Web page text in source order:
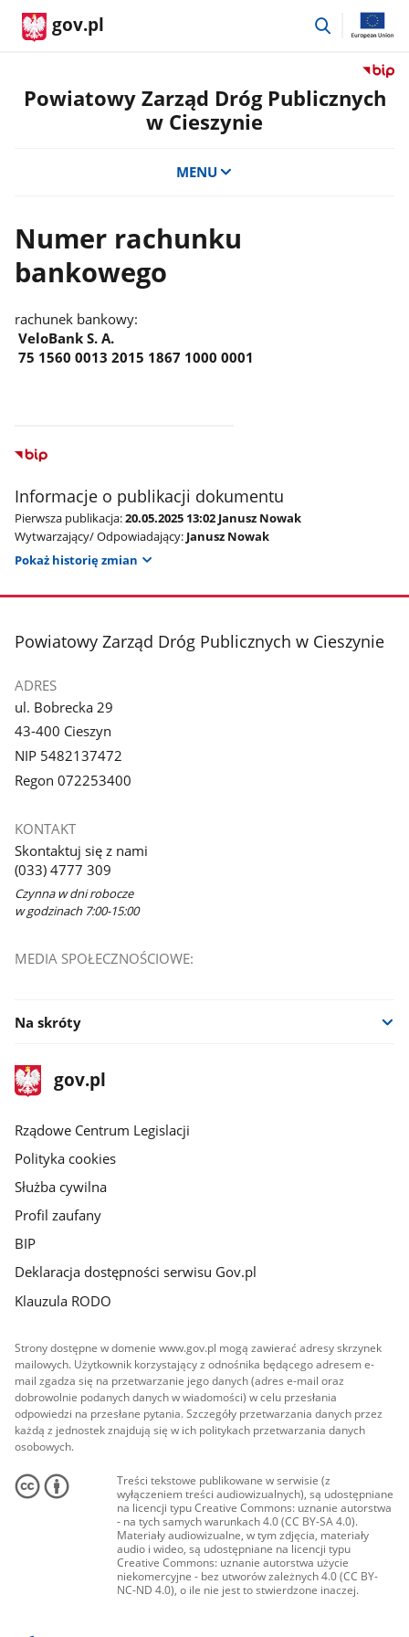
gov.pl
przejdź
Przejdź
do
Powiatowy Zarząd Dróg Publicznych
w Cieszynie
MENU
Numer rachunku
bankowego
rachunek bankowy:
VeloBank S. A.
75 1560 0013 2015 1867 1000 0001
Informacje o publikacji dokumentu
Pierwsza publikacja:20.05.2025 13:02 Janusz Nowak
Wytwarzający/ Odpowiadający: Janusz Nowak
Pokaż historię zmian
stopka
Powiatowy Zarząd Dróg Publicznych w Cieszynie
ADRES
ul. Bobrecka 29
43-400 Cieszyn
NIP 5482137472
Regon 072253400
KONTAKT
Skontaktuj się z nami
(033) 4777 309
Czynna w dni robocze
w godzinach 7:00-15:00
MEDIA SPOŁECZNOŚCIOWE:
Na skróty
stopka
gov.plStrona
gov.pl
Rządowe Centrum Legislacji
Polityka cookies
Służba cywilna
Profil zaufany
BIP
Deklaracja dostępności serwisu Gov.pl
Klauzula RODO
Strony dostępne w domenie www.gov.pl mogą zawierać adresy skrzynek
mailowych. Użytkownik korzystający z odnośnika będącego adresem e-
mail zgadza się na przetwarzanie jego danych (adres e-mail oraz
dobrowolnie podanych danych w wiadomości) w celu przesłania
odpowiedzi na przesłane pytania. Szczegóły przetwarzania danych przez
każdą z jednostek znajdują się w ich politykach przetwarzania danych
osobowych.
Treści tekstowe publikowane w serwisie (z
wyłączeniem treści audiowizualnych), są udostępniane
na licencji typu Creative Commons: uznanie autorstwa
- na tych samych warunkach 4.0 (CC BY-SA 4.0).
Materiały audiowizualne, w tym zdjęcia, materiały
audio i wideo, są udostępniane na licencji typu
Creative Commons: uznanie autorstwa użycie
niekomercyjne - bez utworów zależnych 4.0 (CC BY-
NC-ND 4.0), o ile nie jest to stwierdzone inaczej.